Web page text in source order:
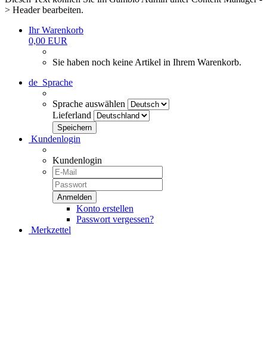
> Header bearbeiten.
Ihr Warenkorb
0,00 EUR
Sie haben noch keine Artikel in Ihrem Warenkorb.
de Sprache
Sprache auswählen
Lieferland
Kundenlogin
Kundenlogin
Konto erstellen
Passwort vergessen?
Merkzettel